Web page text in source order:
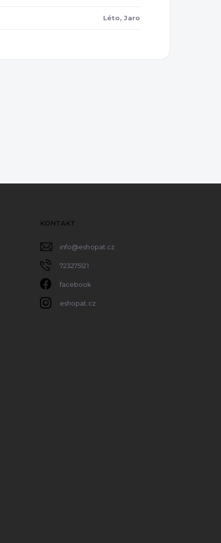
Léto, Jaro
KONTAKT
info@eshopat.cz
723275121
facebook
eshopat.cz